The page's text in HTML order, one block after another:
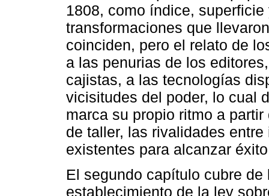
1808, como índice,
transformaciones que
coinciden, pero el relato de
a las penurias de los
cajistas, a las tecnologías
vicisitudes del poder, lo cual
marca su propio ritmo a
de taller, las rivalidades
existentes para alcanzar
El segundo capítulo cubre
establecimiento de la ley